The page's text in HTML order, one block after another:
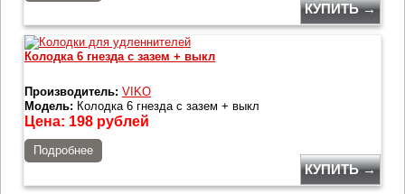
КУПИТЬ →
Колодка 6 гнезда с зазем + выкл
Производитель: VIKO
Модель: Колодка 6 гнезда с зазем + выкл
Цена: 198 рублей
Подробнее
КУПИТЬ →